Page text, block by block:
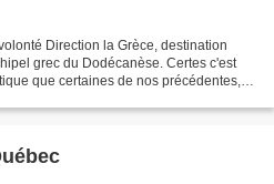
Direction la Grèce, destination
grec du Dodécanèse. Certes c'est
que certaines de nos précédentes,